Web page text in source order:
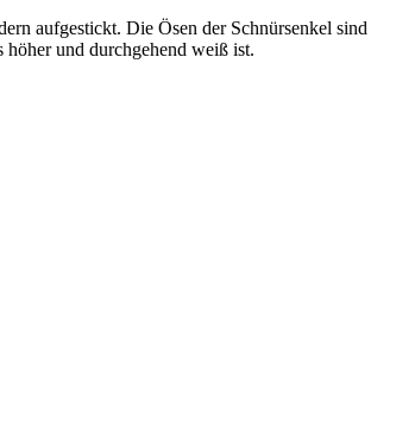
aufgestickt. Die Ösen der Schnürsenkel sind
höher und durchgehend weiß ist.